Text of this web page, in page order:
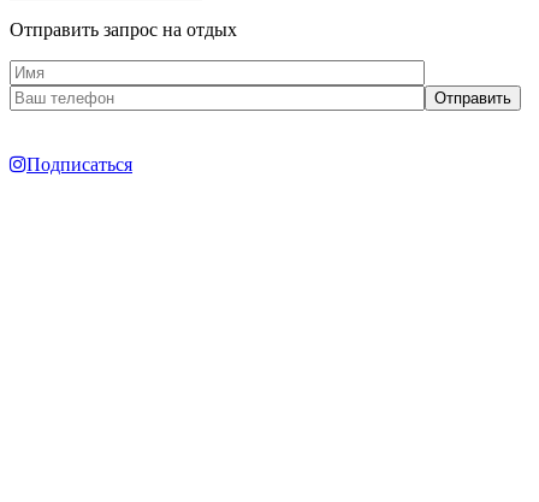
Отправить запрос на отдых
Подписаться